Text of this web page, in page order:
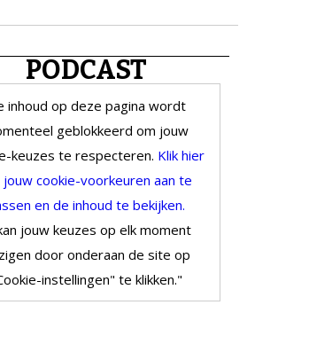
PODCAST
inhoud op deze pagina wordt
geblokkeerd om jouw
keuzes te respecteren. Klik hier
jouw cookie-voorkeuren aan te
en de inhoud te bekijken.
jouw keuzes op elk moment
door onderaan de site op
instellingen" te klikken."